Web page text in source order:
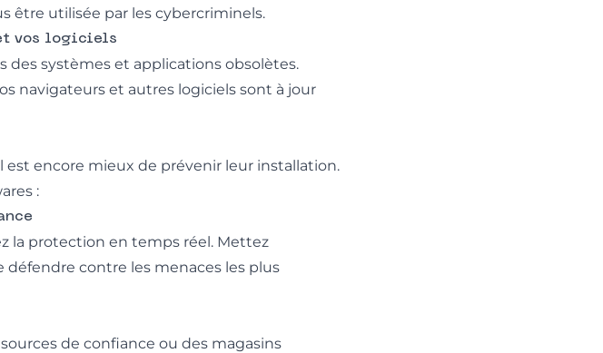
être utilisée par les cybercriminels.
vos logiciels
des systèmes et applications obsolètes.
navigateurs et autres logiciels sont à jour
est encore mieux de prévenir leur installation.
:
la protection en temps réel. Mettez
contre les menaces les plus
de confiance ou des magasins